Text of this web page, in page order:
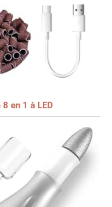
en 1 à LED